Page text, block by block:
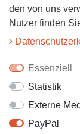
© 2025
den von uns
Nutzer finden
Essenziell
Statistik
Externe
PayPal